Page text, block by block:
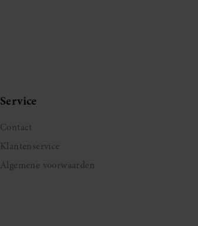
Service
Contact
Klantenservice
Algemene voorwaarden